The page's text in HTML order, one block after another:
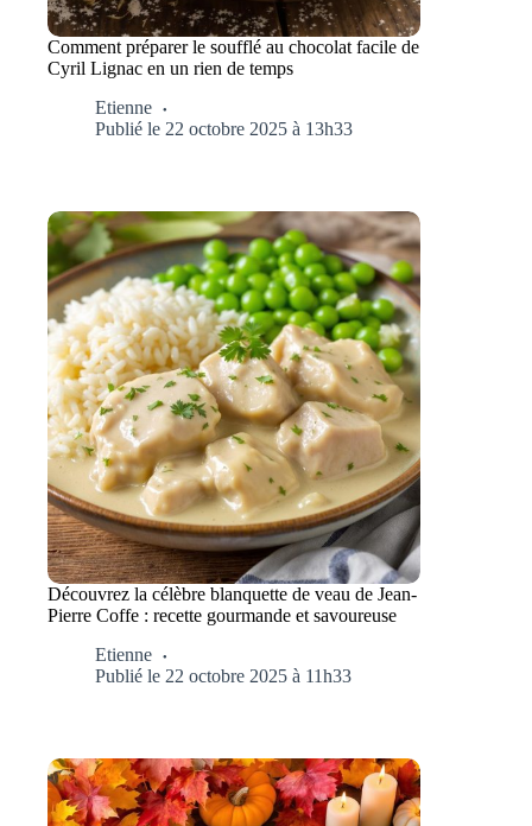
Comment préparer le soufflé au chocolat facile de
Cyril Lignac en un rien de temps
Etienne
Publié le 22 octobre 2025 à 13h33
Découvrez la célèbre blanquette de veau de Jean-
Pierre Coffe : recette gourmande et savoureuse
Etienne
Publié le 22 octobre 2025 à 11h33